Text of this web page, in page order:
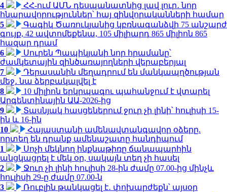
4
ՀՀ-ում ԱՄՆ դեսպանատնից լավ լուր․ նոր
հնարավորություններ՝ հայ զինվորականների համար
5
Գագիկ Ծառուկյանից կբռնագանձվի 75 անշարժ
գույք, 42 ավտոմեքենա, 105 միլիարդ 865 միլիոն 865
հազար դրամ
6
Սուրեն Պապիկյանի նոր հրամանը՝
ժամկետային զինծառայողների վերաբերյալ
7
Դերասանին մեղադրում են մանկապղծության
մեջ․ նա ձերբակալվել է
8
10 միլիոն երկրպագու պահանջում է վտարել
Արգենտինային ԱԱ-2026-ից
9
Տասնյակ հասցեներում ջուր չի լինի՝ հուլիսի 15-
ին և 16-ին
10
Հայաստանի ամենավտանգավոր օձերը.
որտեղ են դրանք ամենաշատը հանդիպում
1
Սոչի մեկնող ինքնաթիռը ճանապարհին
անցկացրել է մեկ օր, սակայն տեղ չի հասել
2
Ջուր չի լինի հուլիսի 28-ին ժամը 07.00-ից մինչև
հուլիսի 29-ը ժամը 07.00-ն
3
Ռուբլին թանկացել է․ փոխարժեքն՝ այսօր